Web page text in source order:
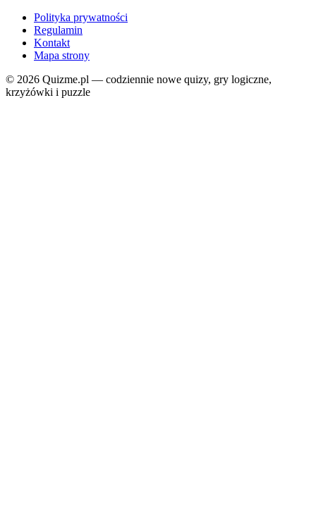
Polityka prywatności
Regulamin
Kontakt
Mapa strony
© 2026 Quizme.pl — codziennie nowe quizy, gry logiczne,
krzyżówki i puzzle